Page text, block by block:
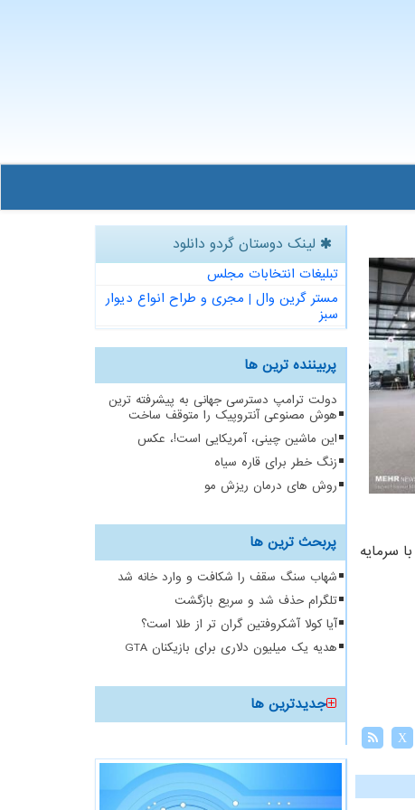
با سرمایه
X
لینک دوستان گردو دانلود
تبلیغات انتخابات مجلس
مستر گرین وال | مجری و طراح انواع دیوار
سبز
پربیننده ترین ها
دولت ترامپ دسترسی جهانی به پیشرفته ترین
هوش مصنوعی آنتروپیک را متوقف ساخت
این ماشین چینی، آمریکایی است!، عکس
زنگ خطر برای قاره سیاه
روش های درمان ریزش مو
پربحث ترین ها
شهاب سنگ سقف را شکافت و وارد خانه شد
تلگرام حذف شد و سریع بازگشت
آیا کولا آشکروفتین گران تر از طلا است؟
هدیه یک میلیون دلاری برای بازیکنان GTA
جدیدترین ها